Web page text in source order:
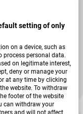
setting of only
on a device, such as
process personal data.
on legitimate interest,
deny or manage your
at any time by clicking
website. To withdraw
footer of the website
can withdraw your
and will not affect